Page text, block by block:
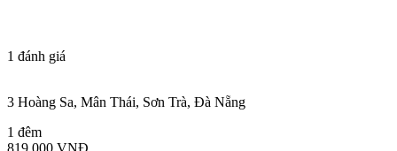
1 đánh giá
3 Hoàng Sa, Mân Thái, Sơn Trà, Đà Nẵng
1 đêm